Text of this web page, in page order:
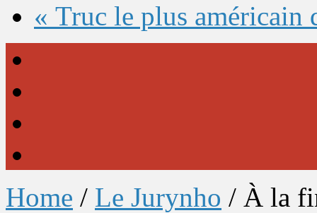
« Truc le plus américain
Home / Le Jurynho / À la